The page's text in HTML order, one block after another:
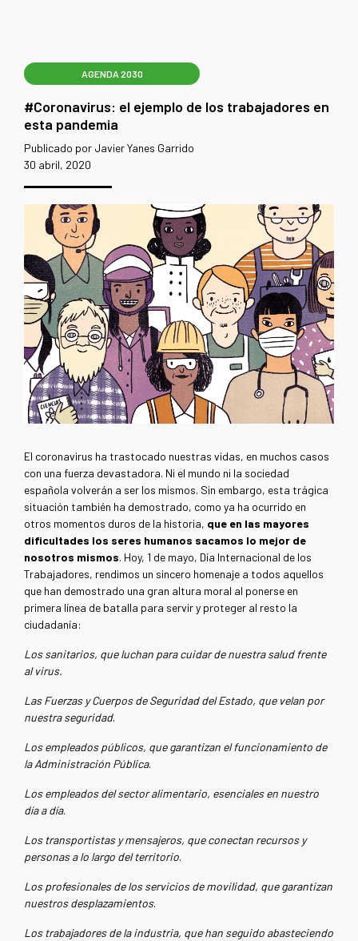
AGENDA 2030
#Coronavirus: el ejemplo de los trabajadores en
esta pandemia
Publicado por Javier Yanes Garrido
30 abril, 2020
El coronavirus ha trastocado nuestras vidas, en muchos casos
con una fuerza devastadora. Ni el mundo ni la sociedad
española volverán a ser los mismos. Sin embargo, esta trágica
situación también ha demostrado, como ya ha ocurrido en
otros momentos duros de la historia, que en las mayores
dificultades los seres humanos sacamos lo mejor de
nosotros mismos. Hoy, 1 de mayo, Día Internacional de los
Trabajadores, rendimos un sincero homenaje a todos aquellos
que han demostrado una gran altura moral al ponerse en
primera línea de batalla para servir y proteger al resto la
ciudadanía:
Los sanitarios, que luchan para cuidar de nuestra salud frente
al virus.
Las Fuerzas y Cuerpos de Seguridad del Estado, que velan por
nuestra seguridad.
Los empleados públicos, que garantizan el funcionamiento de
la Administración Pública.
Los empleados del sector alimentario, esenciales en nuestro
día a día.
Los transportistas y mensajeros, que conectan recursos y
personas a lo largo del territorio.
Los profesionales de los servicios de movilidad, que garantizan
nuestros desplazamientos.
Los trabajadores de la industria, que han seguido abasteciendo